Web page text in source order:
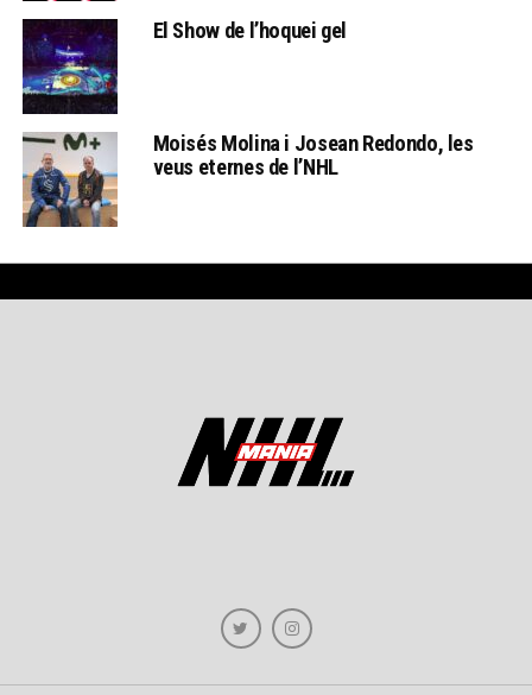
El Show de l’hoquei gel
Moisés Molina i Josean Redondo, les
veus eternes de l’NHL